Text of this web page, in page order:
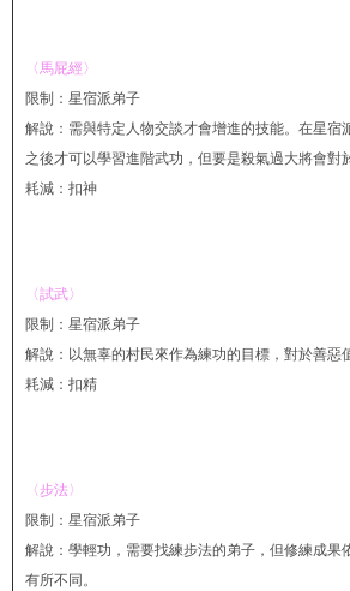
〈馬屁經〉
限制：星宿派弟子
解說：需與特定人物交談才會增進的技能。在星宿
之後才可以學習進階武功，但要是殺氣過大將會對
耗減：扣神
〈試武〉
限制：星宿派弟子
解說：以無辜的村民來作為練功的目標，對於善惡
耗減：扣精
〈步法〉
限制：星宿派弟子
解說：學輕功，需要找練步法的弟子，但修練成果
有所不同。